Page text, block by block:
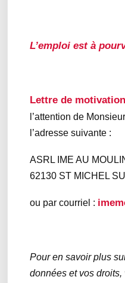
L’emploi est à
Lettre de
l’attention de
l’adresse suivante :
ASRL IME AU
62130 ST MICHEL
ou par courriel :
Pour en savoir plus
données et vos